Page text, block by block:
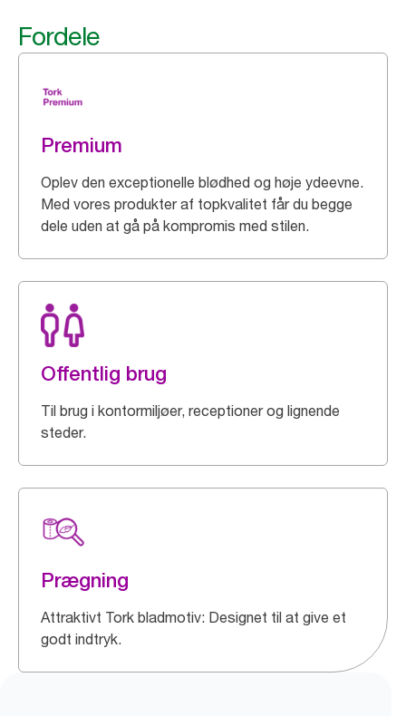
Fordele
Premium
Oplev den exceptionelle blødhed og høje ydeevne.
Med vores produkter af topkvalitet får du begge
dele uden at gå på kompromis med stilen.
Offentlig brug
Til brug i kontormiljøer, receptioner og lignende
steder.
Prægning
Attraktivt Tork bladmotiv: Designet til at give et
godt indtryk.